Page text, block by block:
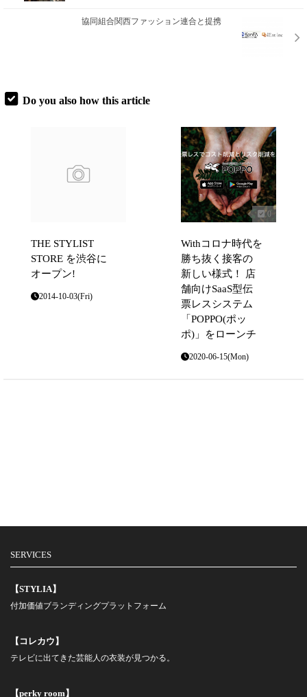
協同組合関西ファッション連合と提携
Do you also how this article
THE STYLIST
STORE を渋谷に
オープン!
2014-10-03(Fri)
0
Withコロナ時代を
勝ち抜く接客の
新しい様式！ 店
舗向けSaaS型伝
票レスシステム
「POPPO(ポッ
ポ)」をローンチ
2020-06-15(Mon)
SERVICES
【STYLIA】
付加価値ブランディングプラットフォーム
【コレカウ】
テレビに出てきた芸能人の衣装が見つかる。
【perky room】